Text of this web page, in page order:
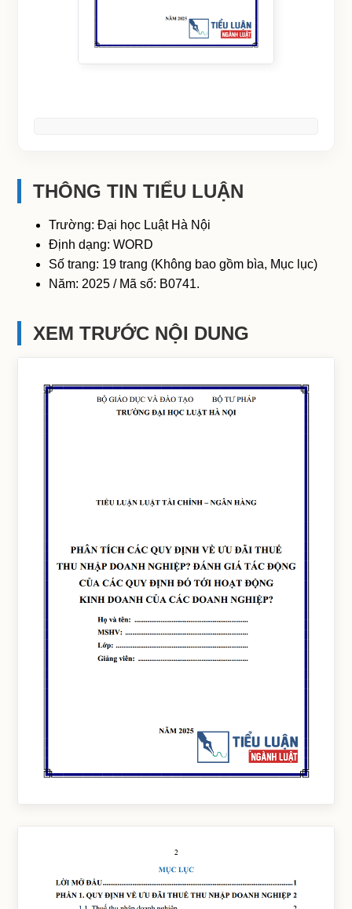
THÔNG TIN TIỂU LUẬN
Trường: Đại học Luật Hà Nội
Định dạng: WORD
Số trang: 19 trang (Không bao gồm bìa, Mục lục)
Năm: 2025 / Mã số: B0741.
XEM TRƯỚC NỘI DUNG